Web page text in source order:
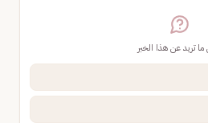
ما تريد عن هذا الخبر